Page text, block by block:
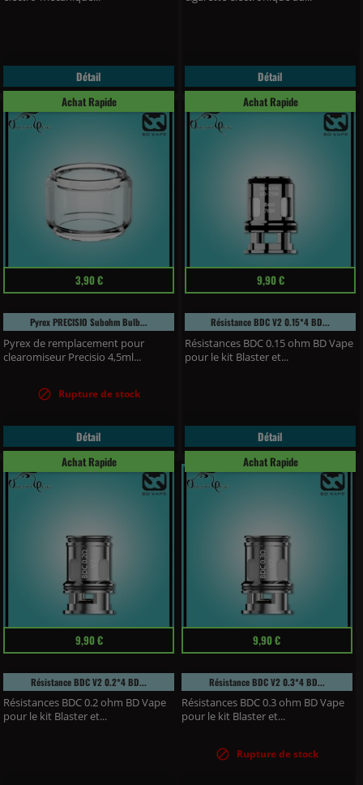
Détail
Achat Rapide
Détail
Achat Rapide
Prix 3,90 €
Pyrex PRECISIO Subohm Bulb...
Pyrex de remplacement pour
clearomiseur Precisio 4,5ml...
Détail
Achat Rapide
 Rupture de stock
Prix 9,90 €
Résistance BDC V2 0.15*4 BD...
Résistances BDC 0.15 ohm BD Vape
pour le kit Blaster et...
Détail
Achat Rapide
Prix 9,90 €
Résistance BDC V2 0.2*4 BD...
Résistances BDC 0.2 ohm BD Vape
pour le kit Blaster et...
Prix 9,90 €
Résistance BDC V2 0.3*4 BD...
Résistances BDC 0.3 ohm BD Vape
pour le kit Blaster et...
 Rupture de stock